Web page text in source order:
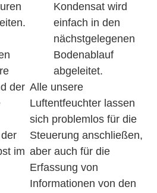
der
im
Kondensat wird
einfach in den
nächstgelegenen
Bodenablauf
abgeleitet.
Alle unsere
Luftentfeuchter lassen
sich problemlos für die
Steuerung anschließen,
aber auch für die
Erfassung von
Informationen von den